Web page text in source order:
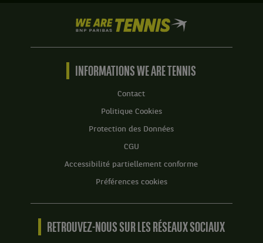
We
are
Tennis
BNP
Accueil
INFORMATIONS WE ARE TENNIS
Contact
Politique Cookies
Protection des Données
CGU
Accessibilité partiellement conforme
Préférences cookies
RETROUVEZ-NOUS SUR LES RÉSEAUX SOCIAUX